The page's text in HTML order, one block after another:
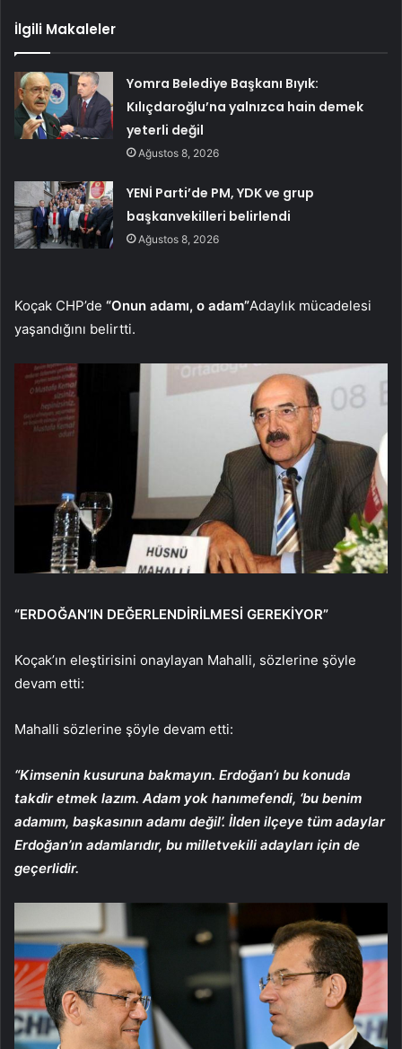
İlgili Makaleler
Yomra Belediye Başkanı Bıyık:
Kılıçdaroğlu’na yalnızca hain demek
yeterli değil
Ağustos 8, 2026
YENİ Parti’de PM, YDK ve grup
başkanvekilleri belirlendi
Ağustos 8, 2026
Koçak CHP’de “Onun adamı, o adam”Adaylık mücadelesi
yaşandığını belirtti.
“ERDOĞAN’IN DEĞERLENDİRİLMESİ GEREKİYOR”
Koçak’ın eleştirisini onaylayan Mahalli, sözlerine şöyle
devam etti:
Mahalli sözlerine şöyle devam etti:
“Kimsenin kusuruna bakmayın. Erdoğan’ı bu konuda
takdir etmek lazım. Adam yok hanımefendi, ‘bu benim
adamım, başkasının adamı değil’. İlden ilçeye tüm adaylar
Erdoğan’ın adamlarıdır, bu milletvekili adayları için de
geçerlidir.